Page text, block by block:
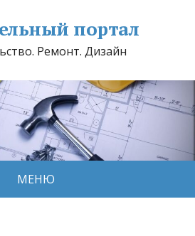
портал
Ремонт. Дизайн
МЕНЮ